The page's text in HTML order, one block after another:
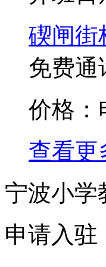
碶闸街
免费通
价格：
查看更
宁波小
申请入驻